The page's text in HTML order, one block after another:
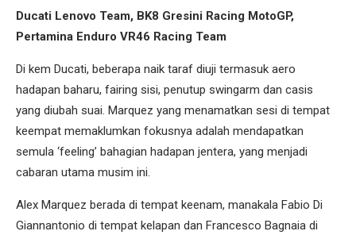
Ducati Lenovo Team, BK8 Gresini Racing MotoGP,
Pertamina Enduro VR46 Racing Team
Di kem Ducati, beberapa naik taraf diuji termasuk aero
hadapan baharu, fairing sisi, penutup swingarm dan casis
yang diubah suai. Marquez yang menamatkan sesi di tempat
keempat memaklumkan fokusnya adalah mendapatkan
semula ‘feeling’ bahagian hadapan jentera, yang menjadi
cabaran utama musim ini.
Alex Marquez berada di tempat keenam, manakala Fabio Di
Giannantonio di tempat kelapan dan Francesco Bagnaia di